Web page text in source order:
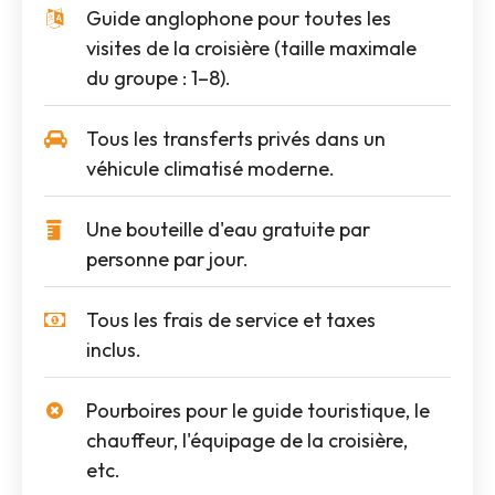
Guide anglophone pour toutes les
visites de la croisière (taille maximale
du groupe : 1–8).
Tous les transferts privés dans un
véhicule climatisé moderne.
Une bouteille d'eau gratuite par
personne par jour.
Tous les frais de service et taxes
inclus.
Pourboires pour le guide touristique, le
chauffeur, l'équipage de la croisière,
etc.